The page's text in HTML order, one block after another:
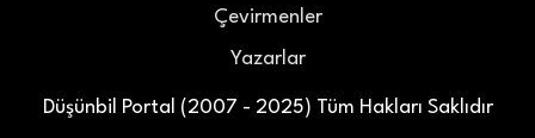
Düşünbil Portal (2007 - 2025) Tüm Hakları Saklıdır
Çevirmenler
Yazarlar